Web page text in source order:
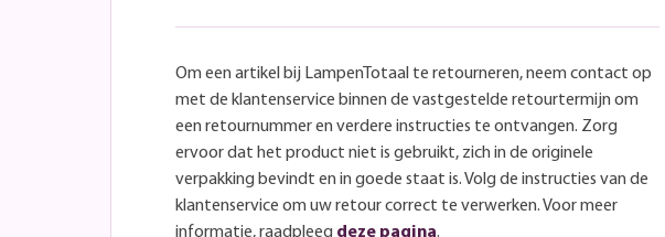
Om een artikel bij LampenTotaal te retourneren, neem contact op
met de klantenservice binnen de vastgestelde retourtermijn om
een retournummer en verdere instructies te ontvangen. Zorg
ervoor dat het product niet is gebruikt, zich in de originele
verpakking bevindt en in goede staat is. Volg de instructies van de
klantenservice om uw retour correct te verwerken. Voor meer
informatie, raadpleeg deze pagina.